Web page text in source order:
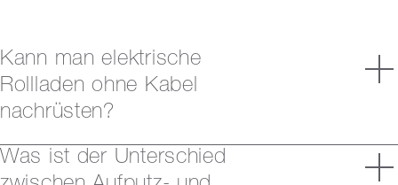
Kann man elektrische
Rollladen ohne Kabel
nachrüsten?
Was ist der Unterschied